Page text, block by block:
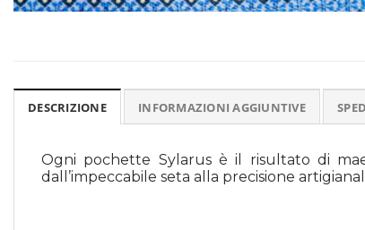
DESCRIZIONE INFORMAZIONI AGGIUNTIVE
Ogni pochette Sylarus è il risultato di
dall’impeccabile seta alla precisione